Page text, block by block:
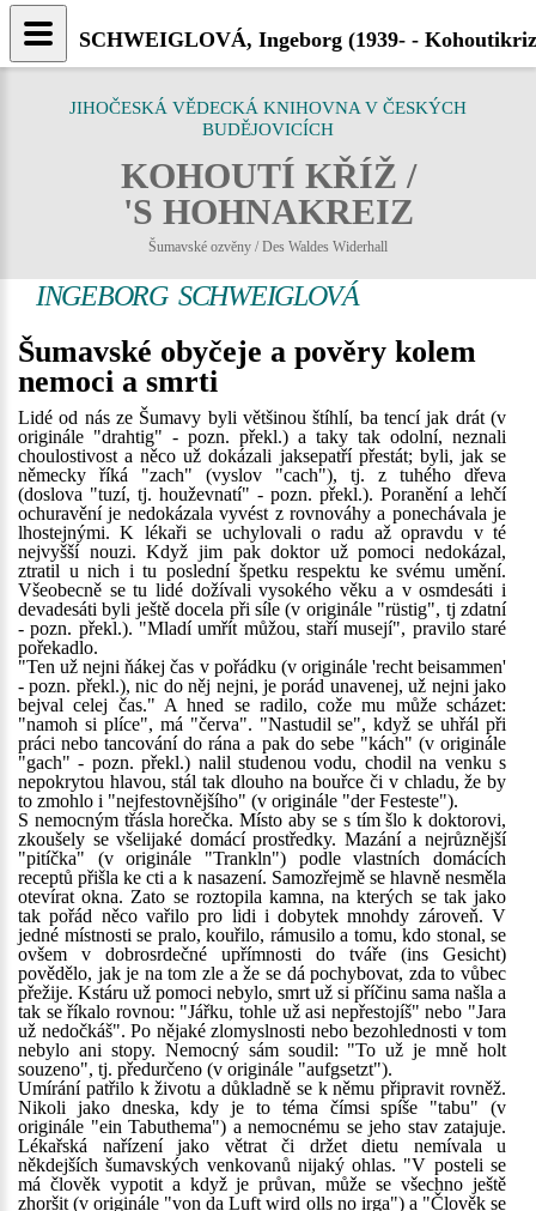
JIHOČESKÁ VĚDECKÁ KNIHOVNA V ČESKÝCH
BUDĚJOVICÍCH
KOHOUTÍ KŘÍŽ /
'S HOHNAKREIZ
Šumavské ozvěny / Des Waldes Widerhall
INGEBORG SCHWEIGLOVÁ
Šumavské obyčeje a pověry kolem
nemoci a smrti
Lidé od nás ze Šumavy byli většinou štíhlí, ba tencí jak drát (v
originále "drahtig" - pozn. překl.) a taky tak odolní, neznali
choulostivost a něco už dokázali jaksepatří přestát; byli, jak se
německy říká "zach" (vyslov "cach"), tj. z tuhého dřeva
(doslova "tuzí, tj. houževnatí" - pozn. překl.). Poranění a lehčí
ochuravění je nedokázala vyvést z rovnováhy a ponechávala je
lhostejnými. K lékaři se uchylovali o radu až opravdu v té
nejvyšší nouzi. Když jim pak doktor už pomoci nedokázal,
ztratil u nich i tu poslední špetku respektu ke svému umění.
Všeobecně se tu lidé dožívali vysokého věku a v osmdesáti i
devadesáti byli ještě docela při síle (v originále "rüstig", tj zdatní
- pozn. překl.). "Mladí umřít můžou, staří musejí", pravilo staré
pořekadlo.
"Ten už nejni ňákej čas v pořádku (v originále 'recht beisammen'
- pozn. překl.), nic do něj nejni, je porád unavenej, už nejni jako
bejval celej čas." A hned se radilo, cože mu může scházet:
"namoh si plíce", má "červa". "Nastudil se", když se uhřál při
práci nebo tancování do rána a pak do sebe "kách" (v originále
"gach" - pozn. překl.) nalil studenou vodu, chodil na venku s
nepokrytou hlavou, stál tak dlouho na bouřce či v chladu, že by
to zmohlo i "nejfestovnějšího" (v originále "der Festeste").
S nemocným třásla horečka. Místo aby se s tím šlo k doktorovi,
zkoušely se všelijaké domácí prostředky. Mazání a nejrůznější
"pitíčka" (v originále "Trankln") podle vlastních domácích
receptů přišla ke cti a k nasazení. Samozřejmě se hlavně nesměla
otevírat okna. Zato se roztopila kamna, na kterých se tak jako
tak pořád něco vařilo pro lidi i dobytek mnohdy zároveň. V
jedné místnosti se pralo, kouřilo, rámusilo a tomu, kdo stonal, se
ovšem v dobrosrdečné upřímnosti do tváře (ins Gesicht)
povědělo, jak je na tom zle a že se dá pochybovat, zda to vůbec
přežije. Kstáru už pomoci nebylo, smrt už si příčinu sama našla a
tak se říkalo rovnou: "Jářku, tohle už asi nepřestojíš" nebo "Jara
už nedočkáš". Po nějaké zlomyslnosti nebo bezohlednosti v tom
nebylo ani stopy. Nemocný sám soudil: "To už je mně holt
souzeno", tj. předurčeno (v originále "aufgsetzt").
Umírání patřilo k životu a důkladně se k němu připravit rovněž.
Nikoli jako dneska, kdy je to téma čímsi spíše "tabu" (v
originále "ein Tabuthema") a nemocnému se jeho stav zatajuje.
Lékařská nařízení jako větrat či držet dietu nemívala u
někdejších šumavských venkovanů nijaký ohlas. "V posteli se
má člověk vypotit a když je průvan, může se všechno ještě
zhoršit (v originále "von da Luft wird olls no irga") a "Člověk se
SCHWEIGLOVÁ, Ingeborg (1939- -